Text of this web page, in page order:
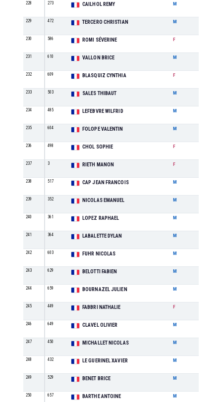
228 273 CAILHOL REMY M
229 472 TERCERO CHRISTIAN M
230 586 ROMI SÉVERINE F
231 610 VALLON BRICE M
232 609 BLASQUIZ CYNTHIA F
233 503 SALES THIBAUT M
234 485 LEFEBVRE WILFRID M
235 604 FOLOPE VALENTIN M
236 498 CHOL SOPHIE F
237 3 RIETH MANON F
238 517 CAP JEAN FRANCOIS M
239 352 NICOLAS EMANUEL M
240 361 LOPEZ RAPHAEL M
241 364 LABALETTE DYLAN M
242 603 FUHR NICOLAS M
243 629 BELOTTI FABIEN M
244 659 BOURNAZEL JULIEN M
245 449 FABBRI NATHALIE F
246 649 CLAVEL OLIVIER M
247 450 MICHALLET NICOLAS M
248 432 LE GUERINEL XAVIER M
249 529 BENET BRICE M
250 657 BARTHE ANTOINE M